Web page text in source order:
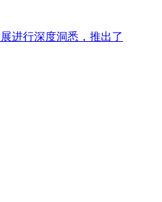
进行深度洞悉，推出了